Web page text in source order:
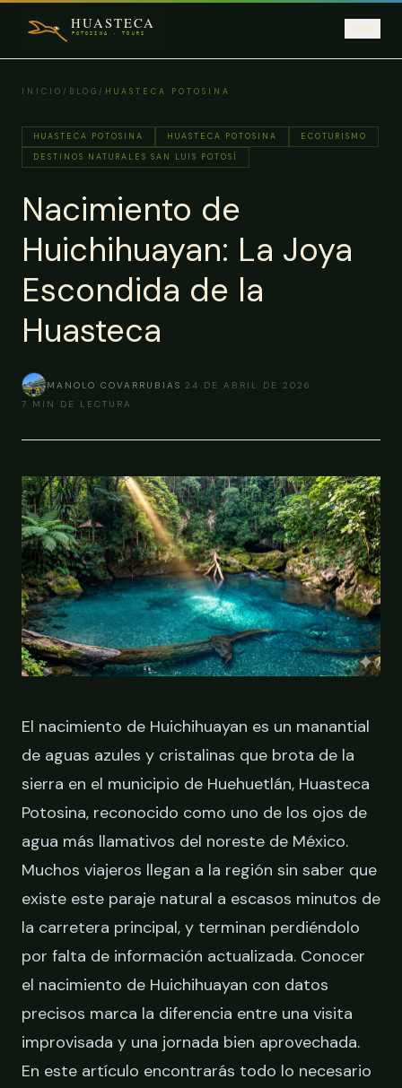
RESERVAR
INICIO / BLOG / HUASTECA POTOSINA
HUASTECA POTOSINA HUASTECA POTOSINA
ECOTURISMO
DESTINOS NATURALES SAN LUIS POTOSÍ
Nacimiento de
Huichihuayan: La Joya
Escondida de la
Huasteca
MANOLO COVARRUBIAS 24 DE ABRIL DE 2026
7
MIN DE LECTURA
El nacimiento de Huichihuayan es un manantial
de aguas azules y cristalinas que brota de la
sierra en el municipio de Huehuetlán, Huasteca
Potosina, reconocido como uno de los ojos de
agua más llamativos del noreste de México.
Muchos viajeros llegan a la región sin saber que
existe este paraje natural a escasos minutos de
la carretera principal, y terminan perdiéndolo
por falta de información actualizada. Conocer
el nacimiento de Huichihuayan con datos
precisos marca la diferencia entre una visita
improvisada y una jornada bien aprovechada.
En este artículo encontrarás todo lo necesario